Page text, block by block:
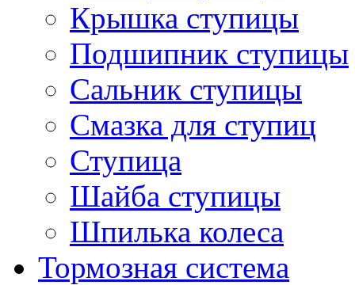
Крышка ступицы
Подшипник ступицы
Сальник ступицы
Смазка для ступиц
Ступица
Шайба ступицы
Шпилька колеса
Тормозная система